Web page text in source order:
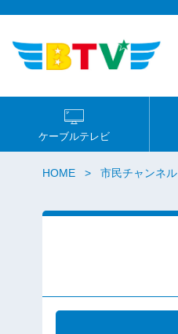
ケーブルテレビ
HOME 市民チャンネル